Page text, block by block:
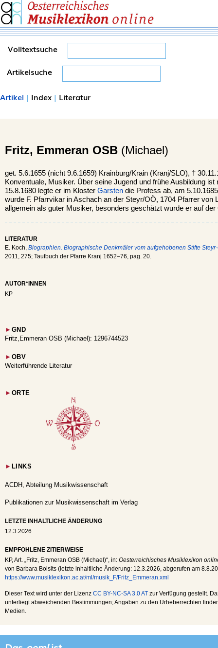
Volltextsuche
Artikelsuche
Artikel | Index | Literatur
Fritz, Emmeran OSB (Michael)
get. 5.6.1655 (nicht 9.6.1659) Krainburg/Krain (Kranj/SLO), †
Konventuale, Musiker. Über seine Jugend und frühe Ausbildung ist
15.8.1680 legte er im Kloster Garsten die Profess ab, am
wurde F. Pfarrvikar in Aschach an der Steyr/OÖ, 1704 Pfarrer von
allgemein als guter Musiker, besonders geschätzt wurde er auf der
LITERATUR
E. Koch, Biographien. Biographische Denkmäler vom aufgehobenen Stifte
2011, 275; Taufbuch der Pfarre Kranj 1652–76, pag. 20.
AUTOR*INNEN
KP
► GND
Fritz,Emmeran OSB (Michael): 1296744523
► OBV
Weiterführende Literatur
► ORTE
► LINKS
ACDH, Abteilung Musikwissenschaft
Publikationen zur Musikwissenschaft im Verlag
LETZTE INHALTLICHE ÄNDERUNG
12.3.2026
EMPFOHLENE ZITIERWEISE
KP, Art. „Fritz, Emmeran OSB (Michael)“, in: Oesterreichisches Musiklexikon
von Barbara Boisits (letzte inhaltliche Änderung: 12.3.2026 , abgerufen am
https://www.musiklexikon.ac.at/ml/musik_F/Fritz_Emmeran.xml
Dieser Text wird unter der Lizenz CC BY-NC-SA 3.0 AT zur Verfügung gestellt.
unterliegt abweichenden Bestimmungen; Angaben zu den Urheberrechten
Medien.